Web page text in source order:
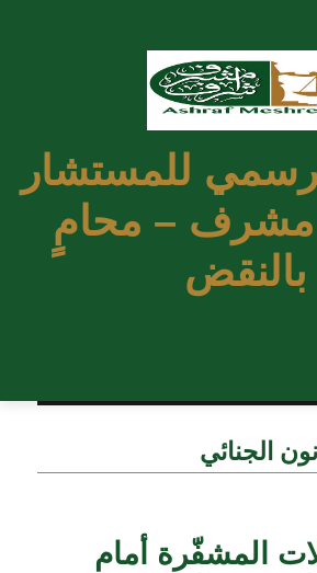
للمستشار
– محامٍ
بالنقض
الجنائي
المشفّرة أمام